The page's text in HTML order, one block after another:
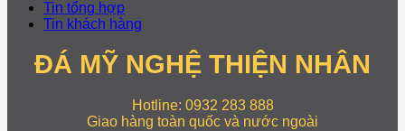
Tin tổng hợp
Tin khách hàng
ĐÁ MỸ NGHỆ THIỆN NHÂN
Hotline: 0932 283 888
Giao hàng toàn quốc và nước ngoài